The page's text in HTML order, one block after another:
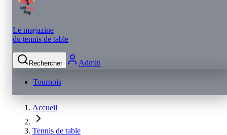
Le magazine
du tennis de table
Rechercher Admin
Tournois
Accueil
Tennis de table